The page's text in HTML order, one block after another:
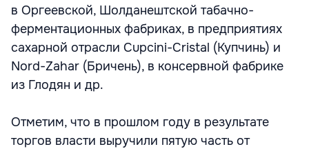
в Оргеевской, Шолданештской табачно-
ферментационных фабриках, в предприятиях
сахарной отрасли Cupcini-Cristal (Купчинь) и
Nord-Zahar (Бричень), в консервной фабрике
из Глодян и др.
Отметим, что в прошлом году в результате
торгов власти выручили пятую часть от